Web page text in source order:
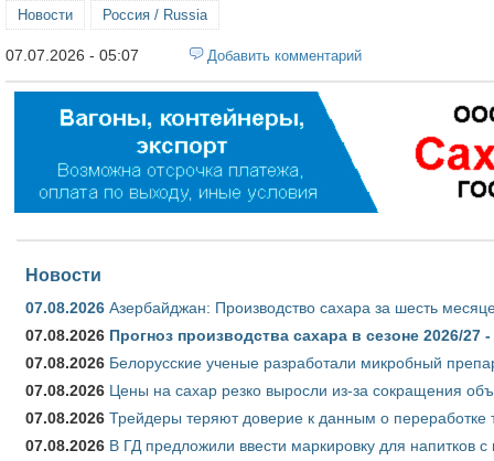
Новости Россия / Russia
07.07.2026 - 05:07 Добавить комментарий
Новости
07.08.2026 Азербайджан: Производство сахара за шесть
07.08.2026 Прогноз производства сахара в сезоне 2026/
07.08.2026 Белорусские ученые разработали микробный
07.08.2026 Цены на сахар резко выросли из-за сокращения
07.08.2026 Трейдеры теряют доверие к данным о переработке
07.08.2026 В ГД предложили ввести маркировку для напитков